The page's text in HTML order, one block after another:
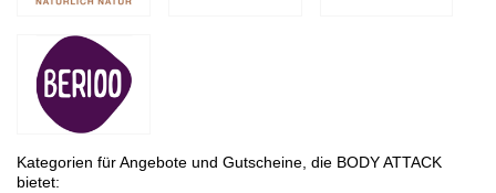
Kategorien für Angebote und Gutscheine, die BODY ATTACK
bietet: